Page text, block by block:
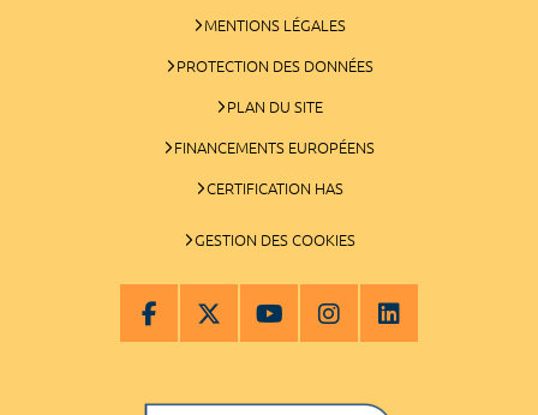
MENTIONS LÉGALES
PROTECTION DES DONNÉES
PLAN DU SITE
FINANCEMENTS EUROPÉENS
CERTIFICATION HAS
GESTION DES COOKIES